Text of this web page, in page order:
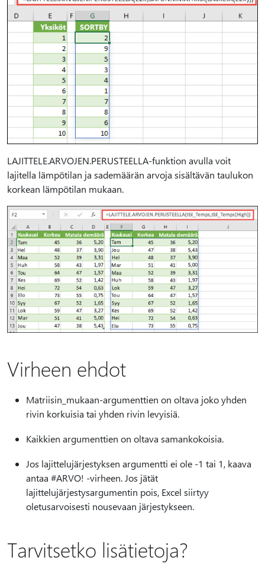
LAJITTELE.ARVOJEN.PERUSTEELLA-funktion avulla voit
lajitella lämpötilan ja sademäärän arvoja sisältävän taulukon
korkean lämpötilan mukaan.
Virheen ehdot
Matriisin_mukaan-argumenttien on oltava joko yhden
rivin korkuisia tai yhden rivin levyisiä.
Kaikkien argumenttien on oltava samankokoisia.
Jos lajittelujärjestyksen argumentti ei ole -1 tai 1, kaava
antaa #ARVO! -virheen. Jos jätät
lajittelujärjestysargumentin pois, Excel siirtyy
oletusarvoisesti nousevaan järjestykseen.
Tarvitsetko lisätietoja?